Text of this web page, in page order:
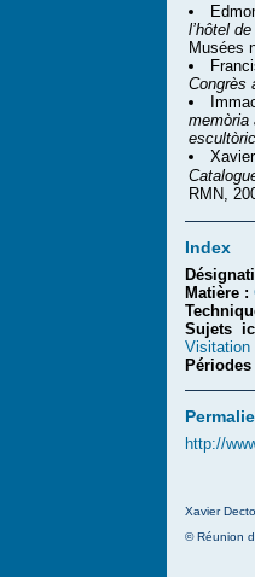
l’hôtel
Musées
Congrès
memòria
RMN,
Index
Matière :
Sujets
Visitation
http://
Xavier
© Réunion